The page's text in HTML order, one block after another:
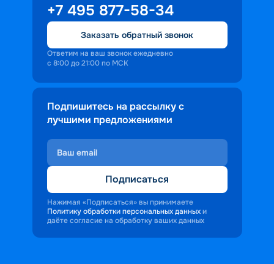
+7 495 877-58-34
Заказать обратный звонок
Ответим на ваш звонок ежедневно
с 8:00 до 21:00 по МСК
Подпишитесь на рассылку с
лучшими предложениями
Подписаться
Нажимая «Подписаться» вы принимаете
Политику обработки персональных данных и
даёте согласие на обработку ваших данных